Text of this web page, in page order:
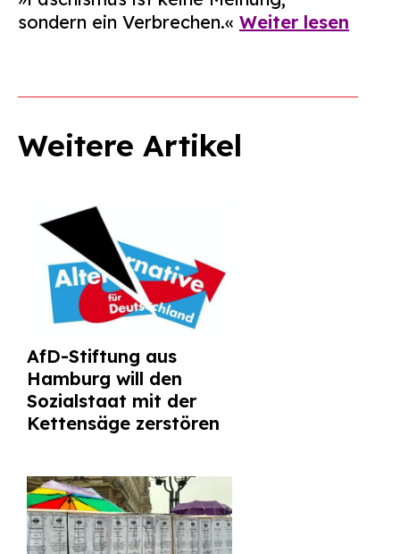
sondern ein Verbrechen.« Weiter lesen
Weitere Artikel
AfD-Stiftung aus
Hamburg will den
Sozialstaat mit der
Kettensäge zerstören